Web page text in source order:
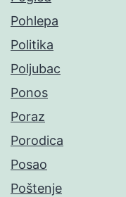
Pohlepa
Politika
Poljubac
Ponos
Poraz
Porodica
Posao
Poštenje